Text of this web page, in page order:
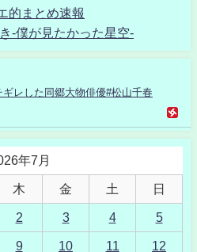
的まとめ速報
-僕が見たかった星空-
レした同郷大物俳優#松山千春
年7月
木 金 土 日
2 3 4 5
9 10 11 12